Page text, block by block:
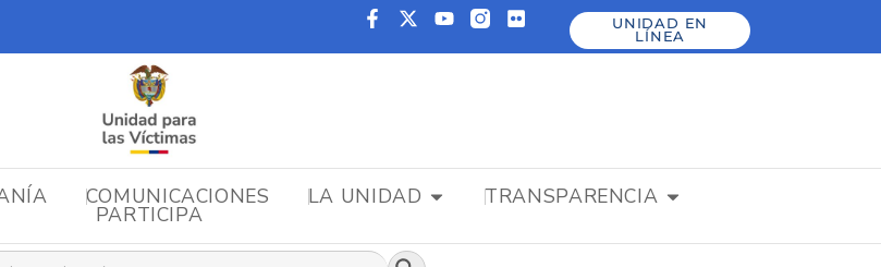
UNIDAD EN
LÍNEA
COMUNICACIONES LA UNIDAD TRANSPARENCIA
PARTICIPA
Botón de búsqueda